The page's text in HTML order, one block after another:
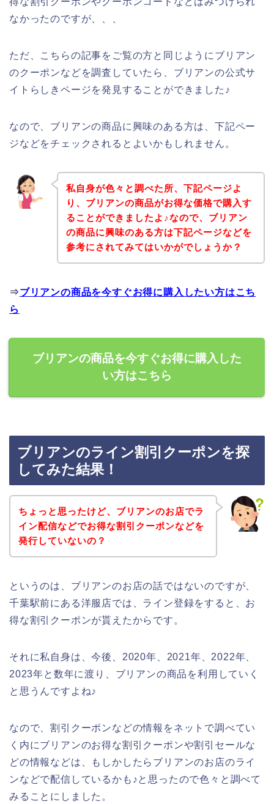
なかったのですが、、、
ただ、こちらの記事をご覧の方と同じようにブリアン
のクーポンなどを調査していたら、ブリアンの公式サ
イトらしきページを発見することができました♪
なので、ブリアンの商品に興味のある方は、下記ペー
ジなどをチェックされるとよいかもしれません。
私自身が色々と調べた所、下記ページよ
り、ブリアンの商品がお得な価格で購入す
ることができましたよ♪なので、ブリアン
の商品に興味のある方は下記ページなどを
参考にされてみてはいかがでしょうか？
⇒ブリアンの商品を今すぐお得に購入したい方はこち
ら
ブリアンの商品を今すぐお得に購入した
い方はこちら
ブリアンのライン割引クーポンを探
してみた結果！
ちょっと思ったけど、ブリアンのお店でラ
イン配信などでお得な割引クーポンなどを
発行していないの？
というのは、ブリアンのお店の話ではないのですが、
千葉駅前にある洋服店では、ライン登録をすると、お
得な割引クーポンが貰えたからです。
それに私自身は、今後、2020年、2021年、2022年、
2023年と数年に渡り、ブリアンの商品を利用していく
と思うんですよね♪
なので、割引クーポンなどの情報をネットで調べてい
く内にブリアンのお得な割引クーポンや割引セールな
どの情報などは、もしかしたらブリアンのお店のライ
ンなどで配信しているかも♪と思ったので色々と調べて
みることにしました。